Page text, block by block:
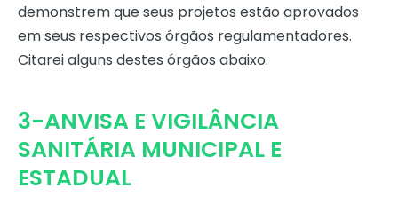
demonstrem que seus projetos estão aprovados
em seus respectivos órgãos regulamentadores.
Citarei alguns destes órgãos abaixo.
3-ANVISA E VIGILÂNCIA
SANITÁRIA MUNICIPAL E
ESTADUAL